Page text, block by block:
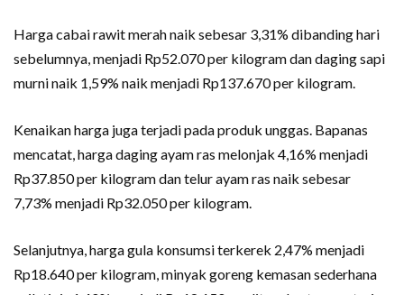
Harga cabai rawit merah naik sebesar 3,31% dibanding hari
sebelumnya, menjadi Rp52.070 per kilogram dan daging sapi
murni naik 1,59% naik menjadi Rp137.670 per kilogram.
Kenaikan harga juga terjadi pada produk unggas. Bapanas
mencatat, harga daging ayam ras melonjak 4,16% menjadi
Rp37.850 per kilogram dan telur ayam ras naik sebesar
7,73% menjadi Rp32.050 per kilogram.
Selanjutnya, harga gula konsumsi terkerek 2,47% menjadi
Rp18.640 per kilogram, minyak goreng kemasan sederhana